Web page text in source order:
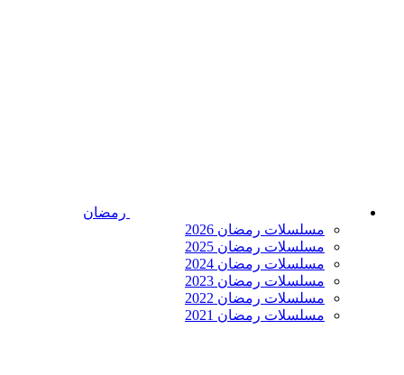
رمضان
مسلسلات رمضان 2026
مسلسلات رمضان 2025
مسلسلات رمضان 2024
مسلسلات رمضان 2023
مسلسلات رمضان 2022
مسلسلات رمضان 2021